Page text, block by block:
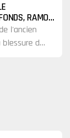
RAMON
l'ancien
de